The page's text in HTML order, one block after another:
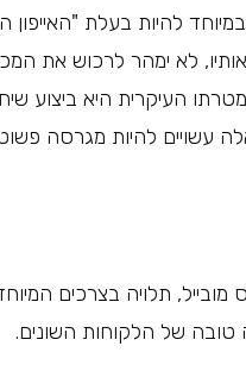
להיות בעלת
לא ימהר לרכוש
העיקרית היא ביצוע
להיות מגרסה
מובייל, תלויה בצרכים
של הלקוחות השונים.